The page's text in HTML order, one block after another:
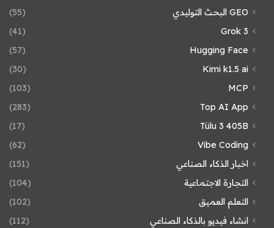
GEO البحث التوليدي
(55)
Grok 3
(41)
Hugging Face
(57)
Kimi k1.5 ai
(30)
MCP
(103)
Top AI App
(283)
Tülu 3 405B
(17)
Vibe Coding
(62)
اخبار الذكاء الصناعي
(151)
التجارة الاجتماعية
(104)
التعلم العميق
(102)
انشاء فيديو بالذكاء الصناعي
(112)